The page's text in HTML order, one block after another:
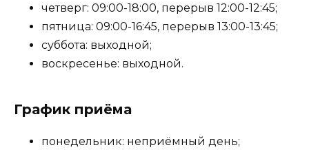
четверг: 09:00-18:00, перерыв 12:00-12:45;
пятница: 09:00-16:45, перерыв 13:00-13:45;
суббота: выходной;
воскресенье: выходной.
График приёма
понедельник: неприёмный день;